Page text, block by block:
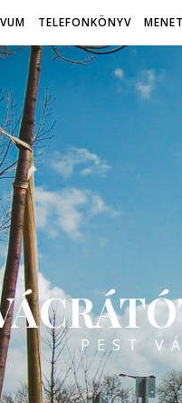
TELEFONKÖNYV
PEST